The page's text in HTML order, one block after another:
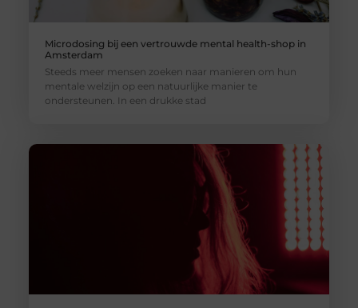
Microdosing bij een vertrouwde mental health-shop in
Amsterdam
Steeds meer mensen zoeken naar manieren om hun
mentale welzijn op een natuurlijke manier te
ondersteunen. In een drukke stad